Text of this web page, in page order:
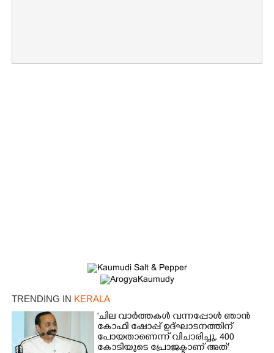
TRENDING IN KERALA
'ചില വാർത്തകൾ വന്നപ്പോൾ ഞാൻ
കോഫി ഷോപ്പ് ഉദ്ഘാടനത്തിന്
പോയതാണെന്ന് വിചാരിച്ചു, 400
കോടിയുടെ പ്രോജക്ടാണ് അത്'